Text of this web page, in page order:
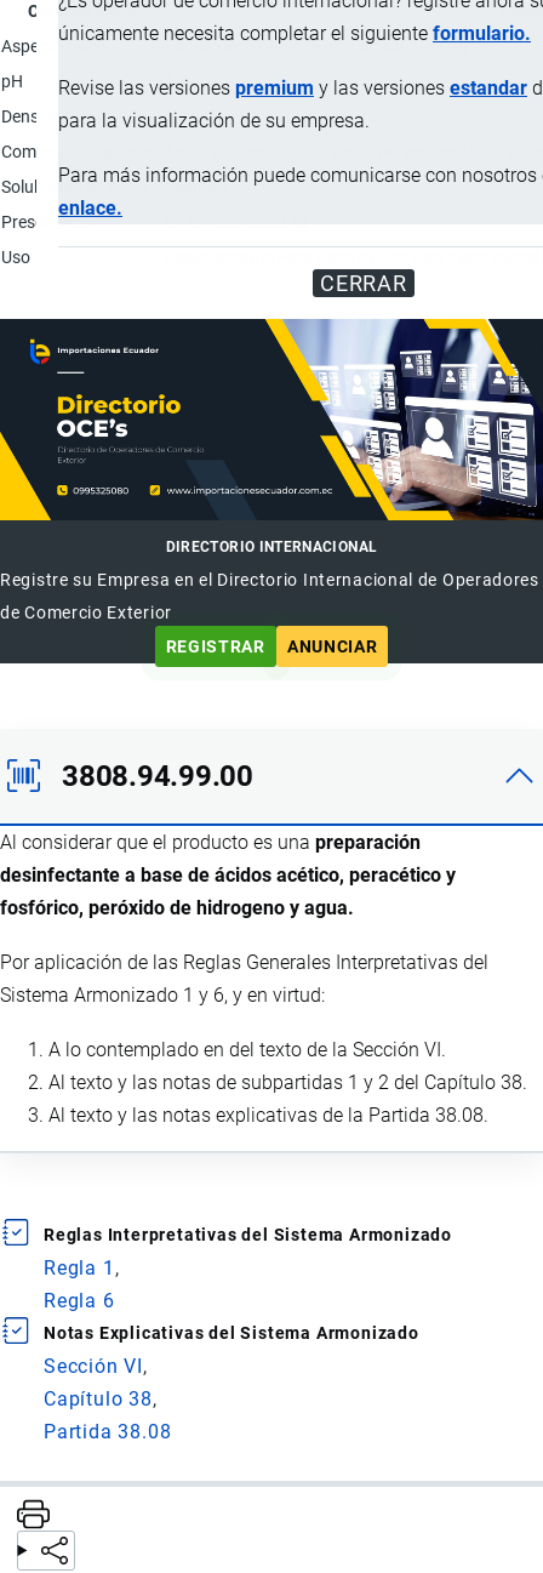
únicamente necesita completar el siguiente formulario.
Revise las versiones premium y las versiones estandar
para la visualización de su empresa.
Para más información puede comunicarse con nosotros
enlace.
CERRAR
Característica
Aspecto físico
Líquido incoloro, con olor similar al vinagre.
pH
1.8
Densidad
1.114(g/mL)
Composición química
Solubilidad en agua
Solubles.
Presentación
Uso
DIRECTORIO INTERNACIONAL
Registre su Empresa en el Directorio Internacional de Operadores
de Comercio Exterior
REGISTRAR
ANUNCIAR
3808.94.99.00
Al considerar que el producto es una preparación
desinfectante a base de ácidos acético, peracético y
fosfórico, peróxido de hidrogeno y agua.
Por aplicación de las Reglas Generales Interpretativas del
Sistema Armonizado 1 y 6, y en virtud:
A lo contemplado en del texto de la Sección VI.
Al texto y las notas de subpartidas 1 y 2 del Capítulo 38.
Al texto y las notas explicativas de la Partida 38.08.
Reglas Interpretativas del Sistema Armonizado
Regla 1
Regla 6
Notas Explicativas del Sistema Armonizado
Sección VI
Capítulo 38
Partida 38.08